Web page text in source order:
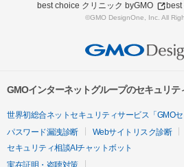
best choice クリニック byGMO
best
©GMO DesignOne, Inc. All
GMOインターネットグループのセキュリテ
世界初総合ネットセキュリティサービス「GMOセ
パスワード漏洩診断
Webサイトリスク診断
セキュリティ相談AIチャットボット
実在証明・盗聴対策